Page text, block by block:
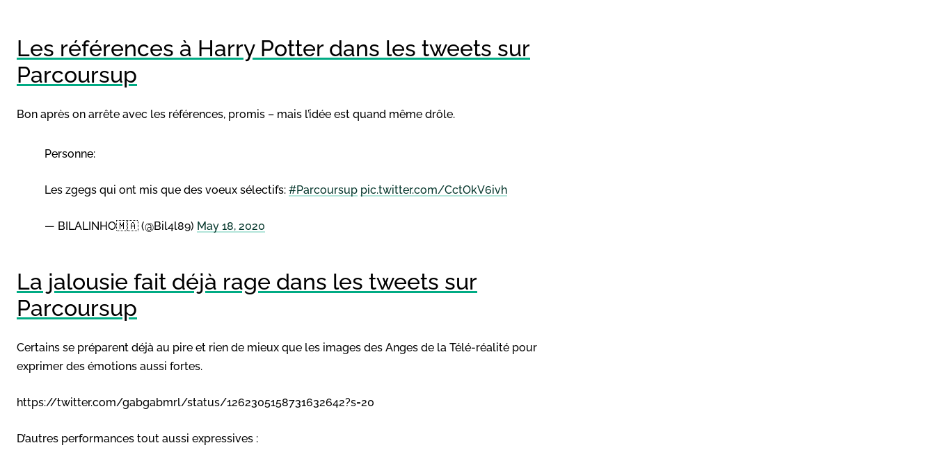
Les références à Harry Potter dans les tweets sur
Parcoursup
Bon après on arrête avec les références, promis – mais l’idée est quand même drôle.
Personne:
Les zgegs qui ont mis que des voeux sélectifs: #Parcoursup pic.twitter.com/CctOkV6ivh
— BILALINHO🇲🇦 (@Bil4l89) May 18, 2020
La jalousie fait déjà rage dans les tweets sur
Parcoursup
Certains se préparent déjà au pire et rien de mieux que les images des Anges de la Télé-réalité pour
exprimer des émotions aussi fortes.
https://twitter.com/gabgabmrl/status/1262305158731632642?s=20
D’autres performances tout aussi expressives :